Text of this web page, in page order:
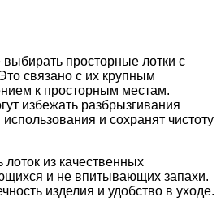
просторные лотки с
связано с их крупным
к просторным местам.
избежать разбрызгивания
и сохранят чистоту
из качественных
и не впитывающих запахи.
изделия и удобство в уходе.